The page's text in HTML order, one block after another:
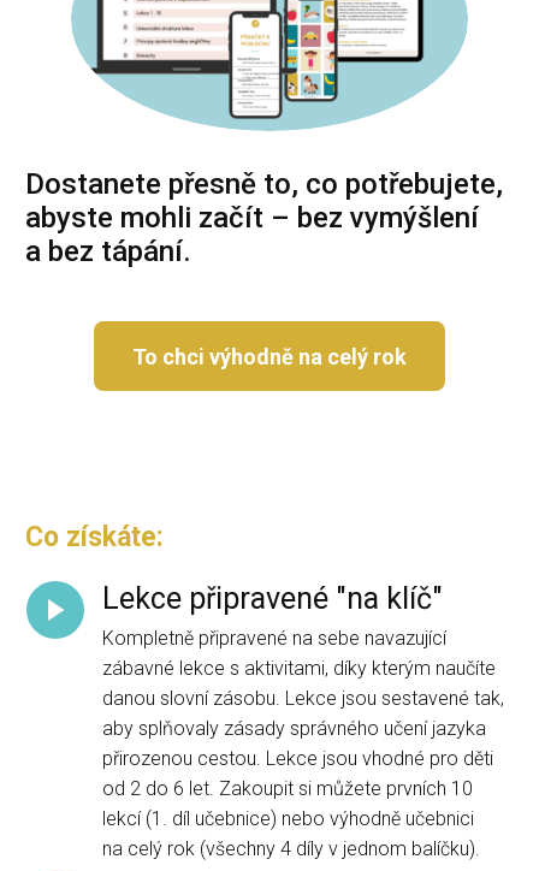
Dostanete přesně to, co potřebujete,
abyste mohli začít – bez vymýšlení
a bez tápání.
To chci výhodně na celý rok
Co získáte:
Lekce připravené "na klíč"
Kompletně připravené na sebe navazující
zábavné lekce s aktivitami, díky kterým naučíte
danou slovní zásobu. Lekce jsou sestavené tak,
aby splňovaly zásady správného učení jazyka
přirozenou cestou. Lekce jsou vhodné pro děti
od 2 do 6 let. Zakoupit si můžete prvních 10
lekcí (1. díl učebnice) nebo výhodně učebnici
na celý rok (všechny 4 díly v jednom balíčku).